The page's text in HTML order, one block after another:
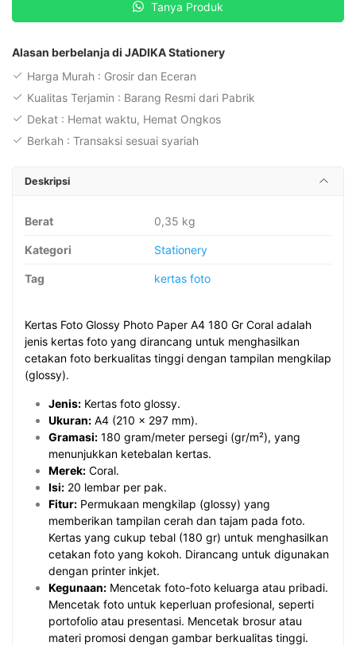
A4
20
Sheets
Tanya Produk
Alasan berbelanja di JADIKA Stationery
Harga Murah : Grosir dan Eceran
Kualitas Terjamin : Barang Resmi dari Pabrik
Dekat : Hemat waktu, Hemat Ongkos
Berkah : Transaksi sesuai syariah
Deskripsi
Berat 0,35 kg
Kategori Stationery
Tag kertas foto
Kertas Foto Glossy Photo Paper A4 180 Gr Coral adalah
jenis kertas foto yang dirancang untuk menghasilkan
cetakan foto berkualitas tinggi dengan tampilan mengkilap
(glossy).
Jenis: Kertas foto glossy.
Ukuran: A4 (210 x 297 mm).
Gramasi: 180 gram/meter persegi (gr/m²), yang
menunjukkan ketebalan kertas.
Merek: Coral.
Isi: 20 lembar per pak.
Fitur: Permukaan mengkilap (glossy) yang
memberikan tampilan cerah dan tajam pada foto.
Kertas yang cukup tebal (180 gr) untuk menghasilkan
cetakan foto yang kokoh. Dirancang untuk digunakan
dengan printer inkjet.
Kegunaan: Mencetak foto-foto keluarga atau pribadi.
Mencetak foto untuk keperluan profesional, seperti
portofolio atau presentasi. Mencetak brosur atau
materi promosi dengan gambar berkualitas tinggi.